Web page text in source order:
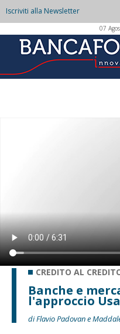
Iscriviti alla Newsletter
07
CREDITO AL
Banche e
l'approccio
di Flavio Padovan e